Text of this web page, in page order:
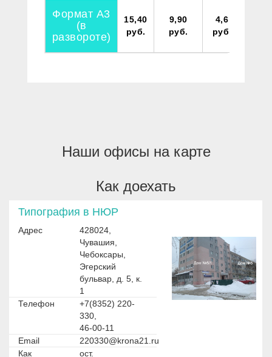
Формат А3
(в
развороте)
15,40
руб.
9,90
руб.
4,6
руб.
Наши офисы на карте
Как доехать
Типография в НЮР
Адрес
428024,
Чувашия,
Чебоксары,
Эгерский
бульвар, д. 5, к.
1
Телефон
+7(8352) 220-
330,
46-00-11
Email
220330@krona21.ru
Как
ост.